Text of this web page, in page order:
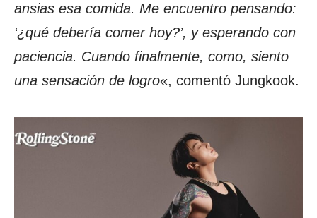
ansias esa comida. Me encuentro pensando:
‘¿qué debería comer hoy?’, y esperando con
paciencia. Cuando finalmente, como, siento
una sensación de logro«, comentó Jungkook.